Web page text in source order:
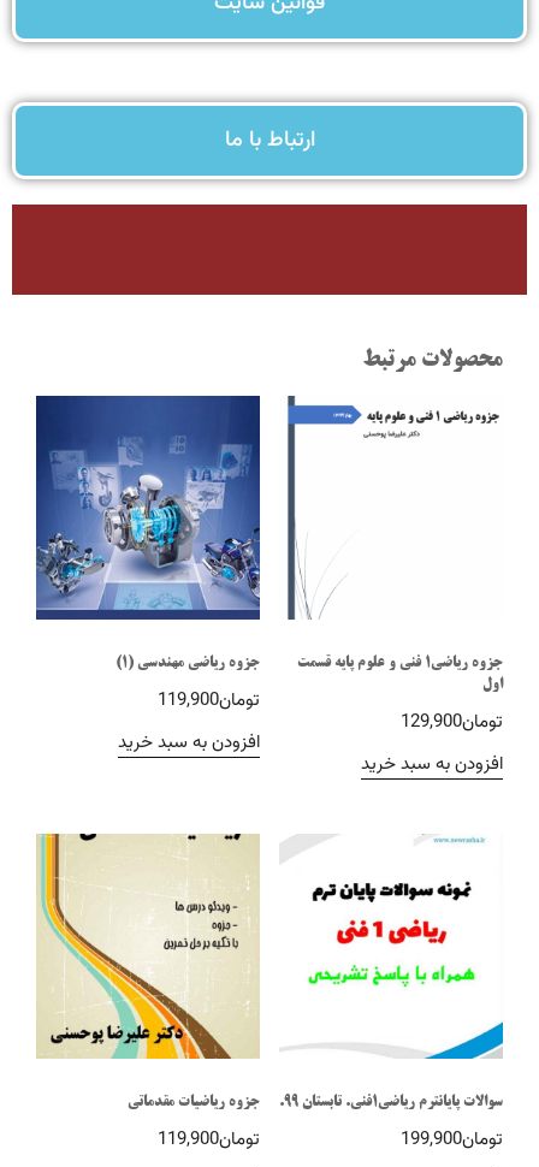
ارتباط با ما
محصولات مرتبط
جزوه ریاضی1 فنی و علوم پایه قسمت
اول
تومان129,900
افزودن به سبد خرید
جزوه ریاضی مهندسی (1)
تومان119,900
افزودن به سبد خرید
سوالات پایانترم ریاضی1فنی. تابستان 99.
تومان199,900
جزوه ریاضیات مقدماتی
تومان119,900